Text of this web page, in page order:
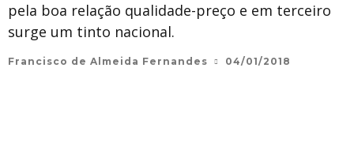
pela boa relação qualidade-preço e em terceiro
surge um tinto nacional.
Francisco de Almeida Fernandes 04/01/2018